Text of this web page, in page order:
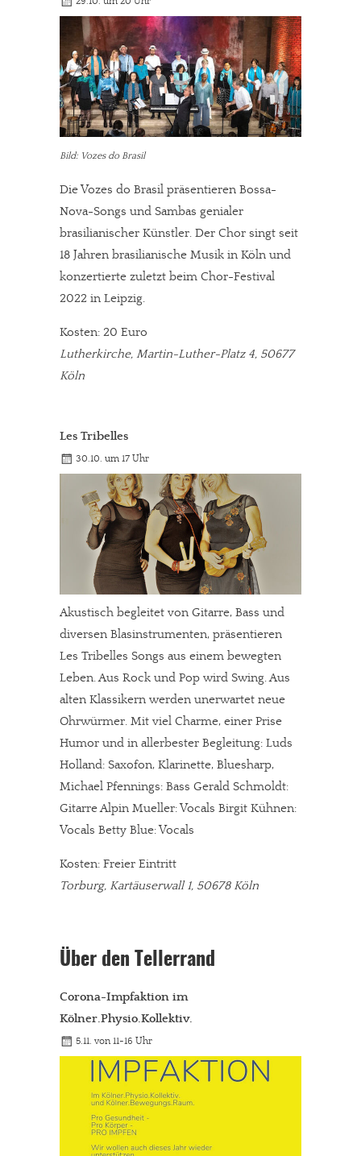
Bild: Vozes do Brasil
Die Vozes do Brasil präsentieren Bossa-
Nova-Songs und Sambas genialer
brasilianischer Künstler. Der Chor singt seit
18 Jahren brasilianische Musik in Köln und
konzertierte zuletzt beim Chor-Festival
2022 in Leipzig.
Kosten: 20 Euro
Lutherkirche, Martin-Luther-Platz 4, 50677
Köln
Les Tribelles
30.10. um 17 Uhr
Akustisch begleitet von Gitarre, Bass und
diversen Blasinstrumenten, präsentieren
Les Tribelles Songs aus einem bewegten
Leben. Aus Rock und Pop wird Swing. Aus
alten Klassikern werden unerwartet neue
Ohrwürmer. Mit viel Charme, einer Prise
Humor und in allerbester Begleitung: Luds
Holland: Saxofon, Klarinette, Bluesharp,
Michael Pfennings: Bass Gerald Schmoldt:
Gitarre Alpin Mueller: Vocals Birgit Kühnen:
Vocals Betty Blue: Vocals
Kosten: Freier Eintritt
Torburg, Kartäuserwall 1, 50678 Köln
Über den Tellerrand
Corona-Impfaktion im
Kölner.Physio.Kollektiv.
5.11. von 11-16 Uhr